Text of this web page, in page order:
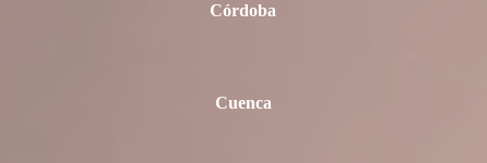
Córdoba
Cuenca